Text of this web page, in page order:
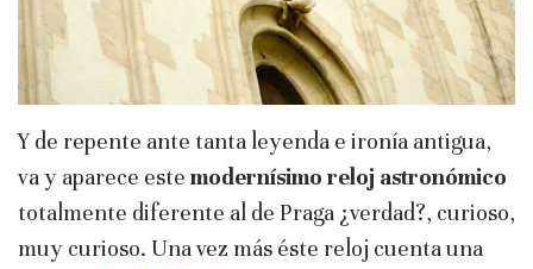
Y de repente ante tanta leyenda e ironía antigua,
va y aparece este modernísimo reloj astronómico
totalmente diferente al de Praga ¿verdad?, curioso,
muy curioso. Una vez más éste reloj cuenta una